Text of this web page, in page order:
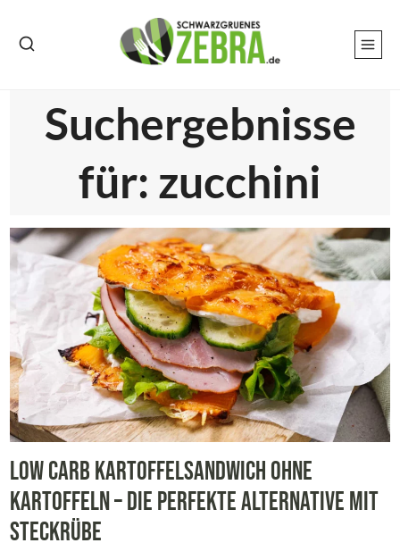
Inhalt
Suchergebnisse
für: zucchini
Low Carb Kartoffelsandwich ohne
Kartoffeln – die perfekte Alternative mit
Steckrübe